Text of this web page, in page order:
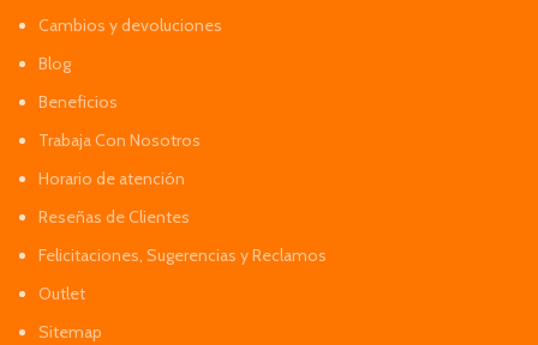
Cambios y devoluciones
Blog
Beneficios
Trabaja Con Nosotros
Horario de atención
Reseñas de Clientes
Felicitaciones, Sugerencias y Reclamos
Outlet
Sitemap